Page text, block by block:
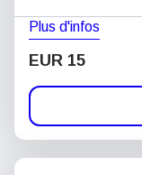
Plus d'infos
EUR 15